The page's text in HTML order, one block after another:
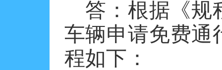
答：根据《规
车辆申请免费通
程如下：